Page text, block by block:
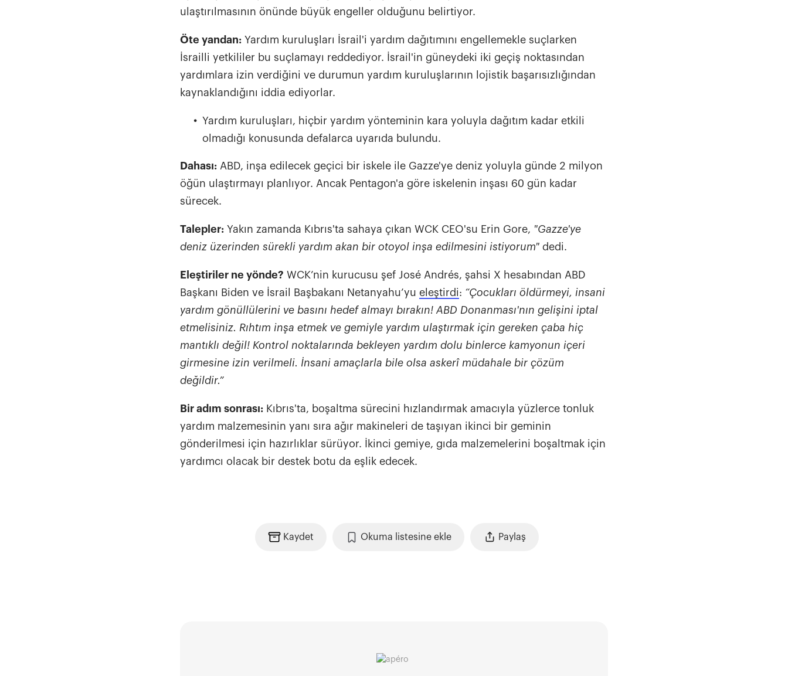
ulaştırılmasının önünde büyük engeller olduğunu belirtiyor.
Öte yandan: Yardım kuruluşları İsrail'i yardım dağıtımını engellemekle suçlarken
İsrailli yetkililer bu suçlamayı reddediyor. İsrail'in güneydeki iki geçiş noktasından
yardımlara izin verdiğini ve durumun yardım kuruluşlarının lojistik başarısızlığından
kaynaklandığını iddia ediyorlar.
Yardım kuruluşları, hiçbir yardım yönteminin kara yoluyla dağıtım kadar etkili
olmadığı konusunda defalarca uyarıda bulundu.
Dahası: ABD, inşa edilecek geçici bir iskele ile Gazze'ye deniz yoluyla günde 2 milyon
öğün ulaştırmayı planlıyor. Ancak Pentagon'a göre iskelenin inşası 60 gün kadar
sürecek.
Talepler: Yakın zamanda Kıbrıs'ta sahaya çıkan WCK CEO'su Erin Gore, "Gazze'ye
deniz üzerinden sürekli yardım akan bir otoyol inşa edilmesini istiyorum" dedi.
Eleştiriler ne yönde? WCK’nin kurucusu şef José Andrés, şahsi X hesabından ABD
Başkanı Biden ve İsrail Başbakanı Netanyahu’yu eleştirdi: “Çocukları öldürmeyi, insani
yardım gönüllülerini ve basını hedef almayı bırakın! ABD Donanması'nın gelişini iptal
etmelisiniz. Rıhtım inşa etmek ve gemiyle yardım ulaştırmak için gereken çaba hiç
mantıklı değil! Kontrol noktalarında bekleyen yardım dolu binlerce kamyonun içeri
girmesine izin verilmeli. İnsani amaçlarla bile olsa askerî müdahale bir çözüm
değildir.”
Bir adım sonrası: Kıbrıs'ta, boşaltma sürecini hızlandırmak amacıyla yüzlerce tonluk
yardım malzemesinin yanı sıra ağır makineleri de taşıyan ikinci bir geminin
gönderilmesi için hazırlıklar sürüyor. İkinci gemiye, gıda malzemelerini boşaltmak için
yardımcı olacak bir destek botu da eşlik edecek.
Kaydet Okuma listesine ekle Paylaş